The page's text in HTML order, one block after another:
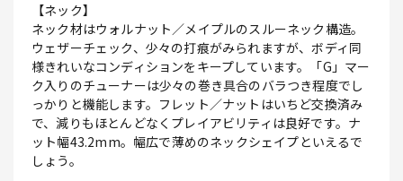
【ネック】
ネック材はウォルナット／メイプルのスルーネック構造。
ウェザーチェック、少々の打痕がみられますが、ボディ同
様きれいなコンディションをキープしています。「G」マー
ク入りのチューナーは少々の巻き具合のバラつき程度でし
っかりと機能します。フレット／ナットはいちど交換済み
で、減りもほとんどなくプレイアビリティは良好です。ナ
ット幅43.2mm。幅広で薄めのネックシェイプといえるで
しょう。